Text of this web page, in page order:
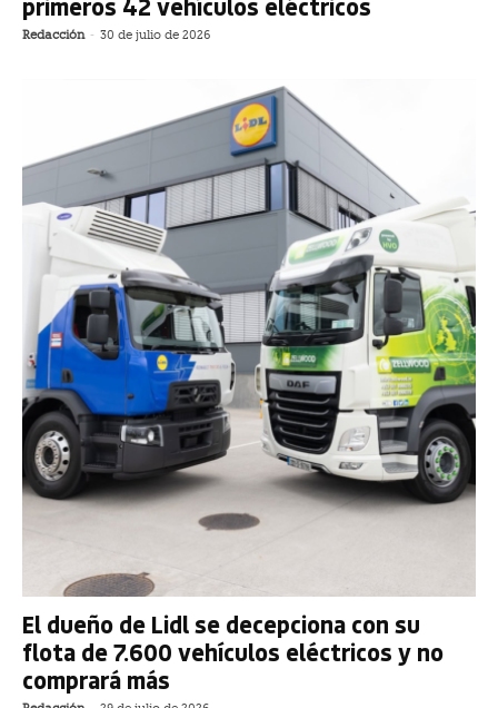
Redacción - 30 de julio de 2026
El dueño de Lidl se decepciona con su
flota de 7.600 vehículos eléctricos y no
comprará más